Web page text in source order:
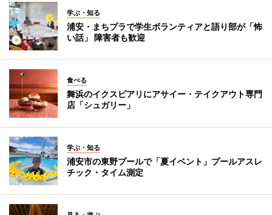
学ぶ・知る
浦安・まちプラで学生ボランティアと語り部が「怖
い話」 障害者も歓迎
食べる
舞浜のイクスピアリにアサイー・テイクアウト専門
店「シュガリー」
学ぶ・知る
浦安市の東野プールで「夏イベント」プールアスレ
チック・タイム測定